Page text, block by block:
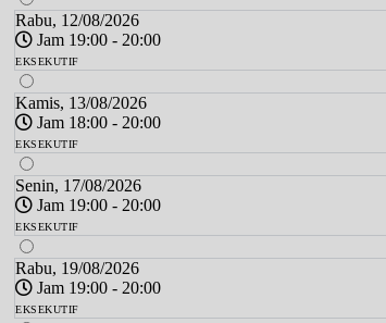
Rabu, 12/08/2026
Jam 19:00 - 20:00
EKSEKUTIF
Kamis, 13/08/2026
Jam 18:00 - 20:00
EKSEKUTIF
Senin, 17/08/2026
Jam 19:00 - 20:00
EKSEKUTIF
Rabu, 19/08/2026
Jam 19:00 - 20:00
EKSEKUTIF